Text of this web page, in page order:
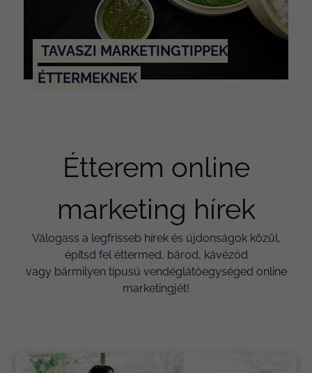
TAVASZI MARKETINGTIPPEK
ÉTTERMEKNEK
Étterem online
marketing hírek
Válogass a legfrisseb hírek és újdonságok közül,
építsd fel éttermed, bárod, kávézód
vagy bármilyen típusú vendéglátóegységed online
marketingjét!